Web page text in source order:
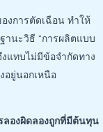
งการตัดเฉือน ทำให้
านะวิธี “การผลิตแบบ
แทบไม่มีข้อจำกัดทาง
ยู่นอกเหนือ
ลองผิดลองถูกที่มีต้นทุน